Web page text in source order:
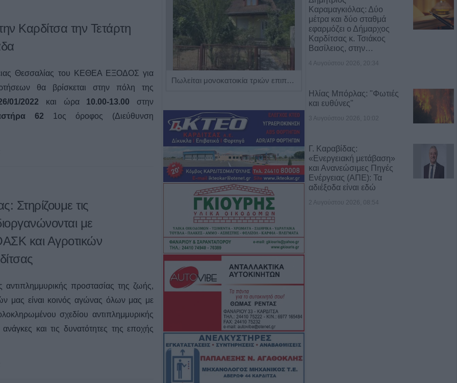
Καρδίτσα την Τετάρτη
Θεσσαλίας του ΚΕΘΕΑ ΕΞΟΔΟΣ για
θα βρίσκεται στην πόλη της
01/2022 και ώρα 10.00-13.00 στην
62 1ος όροφος (Διεύθυνση
Στηρίζουμε τις
με
και Αγροτικών
αντιπλημμυρικής προστασίας της ζωής,
μας είναι κοινός αγώνας όλων μας με
σχεδίου αντιπλημμυρικής
και τις δυνατότητες της εποχής
Πωλείται μονοκατοικία τριών επιπέδων στο καταπράσινο Πευκόφυτο Καρδίτσας
Καραμαγκιόλας: Δύο
μέτρα και δύο σταθμά
εφαρμόζει ο Δήμαρχος
Καρδίτσας κ. Τσιάκος
Βασίλειος, στην…
4 Αυγούστου 2026, 20:34
Ηλίας Μπόρλας: "Φωτιές
και ευθύνες"
3 Αυγούστου 2026, 10:02
Γ. Καραβίδας:
«Ενεργειακή μετάβαση»
και Ανανεώσιμες Πηγές
Ενέργειας (ΑΠΕ): Τα
αδιέξοδα είναι εδώ
2 Αυγούστου 2026, 08:54